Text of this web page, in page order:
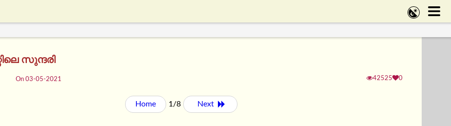
സുന്ദരി
On 03-05-2021 42525 0
Home 1/8 Next